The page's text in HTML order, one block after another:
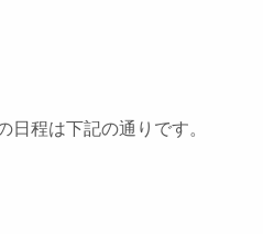
日程は下記の通りです。